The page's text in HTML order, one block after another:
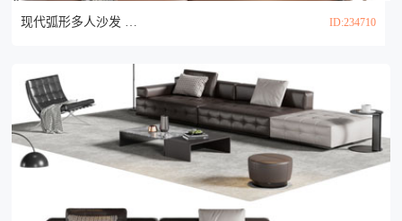
现代弧形多人沙发 休闲椅子和茶几组合3d模型 ID:234710